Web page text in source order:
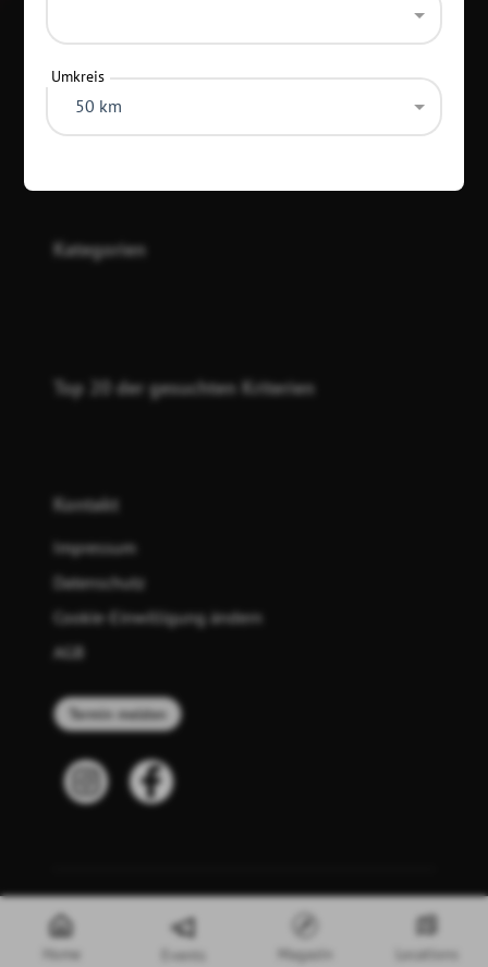
Home Events Magazin Locations
Kategorien
Top 20 der gesuchten Kriterien
Kontakt
Impressum
Datenschutz
Cookie-Einwilligung ändern
AGB
Termin melden
© 2026 meinplaner - die Eventplattform GmbH
Umkreis
50 km